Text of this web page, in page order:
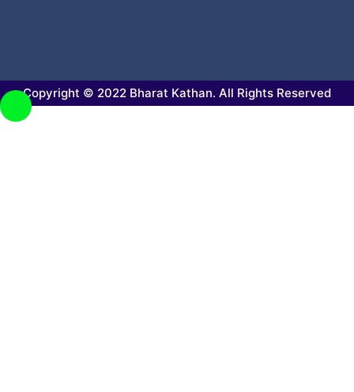
Copyright © 2022 Bharat Kathan. All Rights Reserved